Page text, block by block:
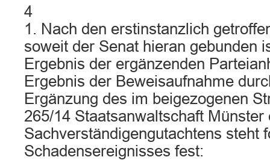
4
1. Nach den erstinstanzlich
soweit der Senat hieran gebunden
Ergebnis der ergänzenden
Ergebnis der Beweisaufnahme
Ergänzung des im beigezogenen
265/14 Staatsanwaltschaft Münster
Sachverständigengutachtens steht
Schadensereignisses fest: